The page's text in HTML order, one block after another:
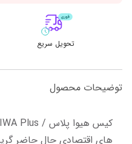
تحویل سریع
توضیحات محصول